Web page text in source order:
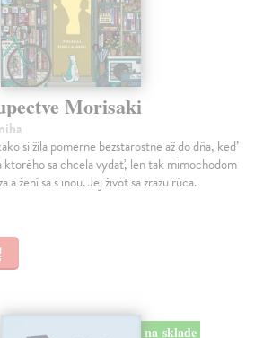
Morisaki
si žila pomerne bezstarostne až do dňa, keď
sa chcela vydať, len tak mimochodom
a žení sa s inou. Jej život sa zrazu rúca.
na sklade